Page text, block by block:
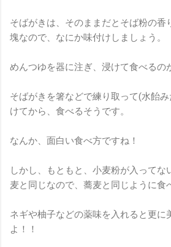
そばがきは、そのままだとそば粉の香
塊なので、なにか味付けしましょう。
めんつゆを器に注ぎ、浸けて食べるの
そばがきを箸などで練り取って(水飴
けてから、食べるそうです。
なんか、面白い食べ方ですね！
しかし、もともと、小麦粉が入ってな
麦と同じなので、蕎麦と同じように食
ネギや柚子などの薬味を入れると更に
よ！！